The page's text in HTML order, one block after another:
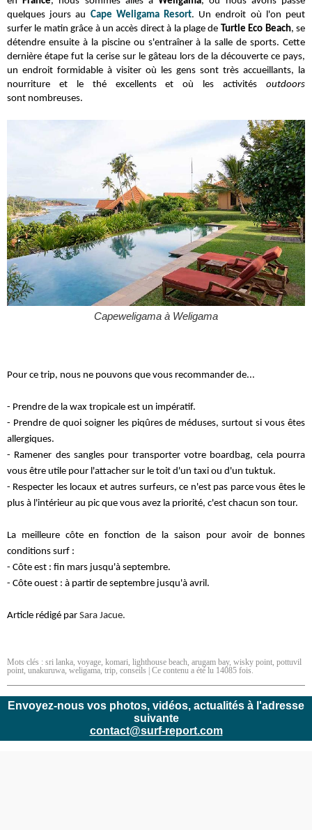
quelques jours au Cape Weligama Resort. Un endroit où l'on peut
surfer le matin grâce à un accès direct à la plage de Turtle Eco Beach, se
détendre ensuite à la piscine ou s'entraîner à la salle de sports. Cette
dernière étape fut la cerise sur le gâteau lors de la découverte ce pays,
un endroit formidable à visiter où les gens sont très accueillants, la
nourriture et le thé excellents et où les activités outdoors
sont nombreuses.
Capeweligama à Weligama
Pour ce trip, nous ne pouvons que vous recommander de...
- Prendre de la wax tropicale est un impératif.
- Prendre de quoi soigner les piqûres de méduses, surtout si vous êtes
allergiques.
- Ramener des sangles pour transporter votre boardbag, cela pourra
vous être utile pour l'attacher sur le toit d'un taxi ou d'un tuktuk.
- Respecter les locaux et autres surfeurs, ce n'est pas parce vous êtes le
plus à l'intérieur au pic que vous avez la priorité, c'est chacun son tour.
La meilleure côte en fonction de la saison pour avoir de bonnes
conditions surf :
- Côte est : fin mars jusqu'à septembre.
- Côte ouest : à partir de septembre jusqu'à avril.
Article rédigé par Sara Jacue.
Mots clés : sri lanka, voyage, komari, lighthouse beach, arugam bay, wisky point, pottuvil
point, unakuruwa, weligama, trip, conseils | Ce contenu a été lu 14085 fois.
Envoyez-nous vos photos, vidéos, actualités à l'adresse
suivante
contact@surf-report.com